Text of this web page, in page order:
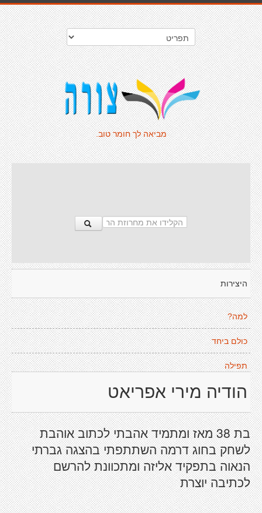
מביאה לך חומר טוב.
היצירות
למה?
כולם ביחד
תפילה
הודיה מירי אפריאט
בת 38 מאז ומתמיד אהבתי לכתוב אוהבת
לשחק בחוג דרמה השתתפתי בהצגה גברתי
הנאוה בתפקיד אליזה ומתכוונת להרשם
לכתיבה יוצרת